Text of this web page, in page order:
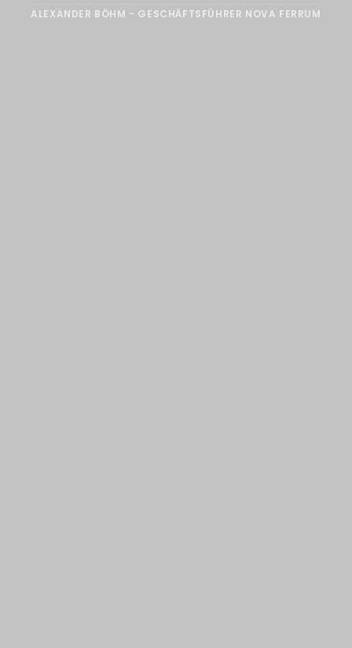
ALEXANDER BÖHM - GESCHÄFTSFÜHRER NOVA FERRUM